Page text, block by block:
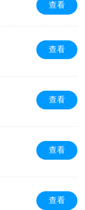
查看
查看
查看
查看
查看